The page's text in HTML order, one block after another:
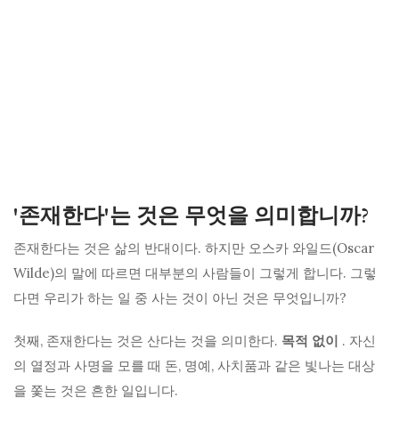
'존재한다'는 것은 무엇을 의미합니까?
존재한다는 것은 삶의 반대이다. 하지만 오스카 와일드(Oscar
Wilde)의 말에 따르면 대부분의 사람들이 그렇게 합니다. 그렇
다면 우리가 하는 일 중 사는 것이 아닌 것은 무엇입니까?
첫째, 존재한다는 것은 산다는 것을 의미한다. 목적 없이 . 자신
의 열정과 사명을 모를 때 돈, 명예, 사치품과 같은 빛나는 대상
을 쫓는 것은 흔한 일입니다.